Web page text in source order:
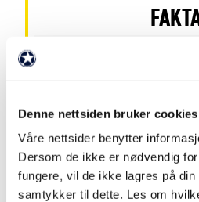
Denne nettsiden bruker cookies
Våre nettsider benytter
Dersom de ikke er nødvendig
fungere, vil de ikke lagres på
samtykker til dette. Les om
Partnernivå: